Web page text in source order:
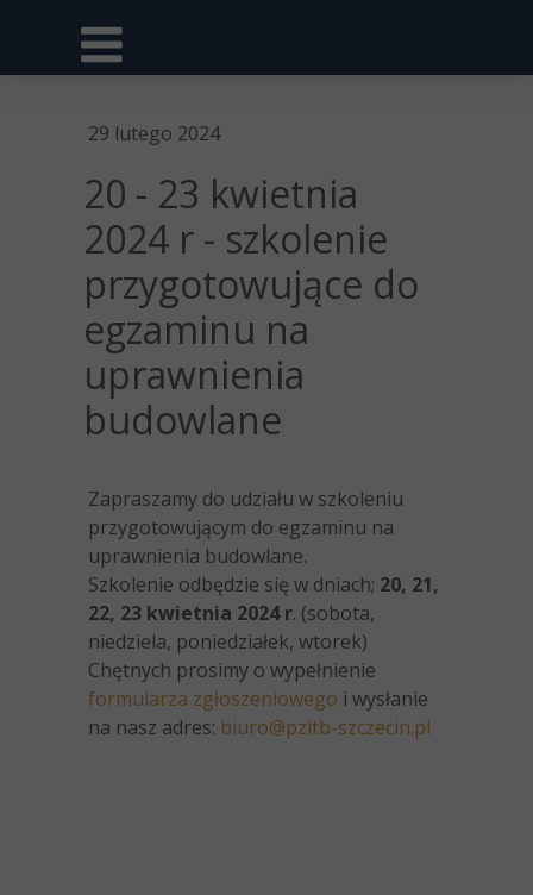
29 lutego 2024
20 - 23 kwietnia
2024 r - szkolenie
przygotowujące do
egzaminu na
uprawnienia
budowlane
Zapraszamy do udziału w szkoleniu
przygotowującym do egzaminu na
uprawnienia budowlane.
Szkolenie odbędzie się w dniach; 20, 21,
22, 23 kwietnia 2024 r. (sobota,
niedziela, poniedziałek, wtorek)
Chętnych prosimy o wypełnienie
formularza zgłoszeniowego i wysłanie
na nasz adres: biuro@pzitb-szczecin.pl